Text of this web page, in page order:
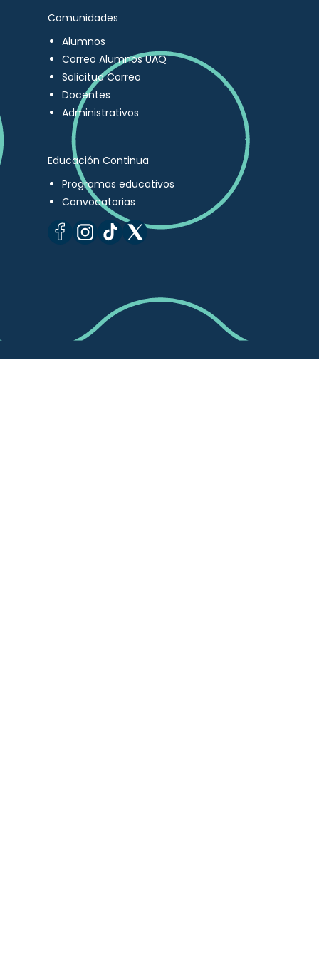
Comunidades
Alumnos
Correo Alumnos UAQ
Solicitud Correo
Docentes
Administrativos
Educación Continua
Programas educativos
Convocatorias